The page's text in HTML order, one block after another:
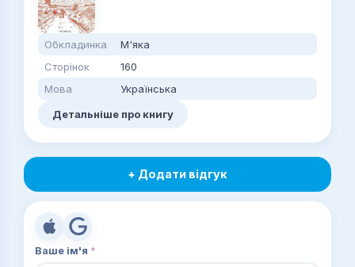
Обкладинка
М'яка
Сторінок
160
Мова
Українська
Детальніше про книгу
+ Додати відгук
Ваше ім'я *